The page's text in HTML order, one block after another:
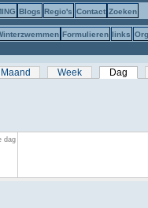
Blogs Regio's Contact Zoeken
Formulieren links
tabs
Maand Week Dag
dag